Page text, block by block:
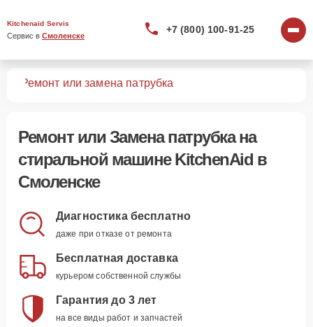
Kitchenaid Servis
Сервис в Смоленске
+7 (800) 100-91-25
Ремонт или замена патрубка
Ремонт или Замена патрубкана
стиральной машине KitchenAid в
Смоленске
Диагностика бесплатно
даже при отказе от ремонта
Бесплатная доставка
курьером собственной службы
Гарантия до 3 лет
на все виды работ и запчастей